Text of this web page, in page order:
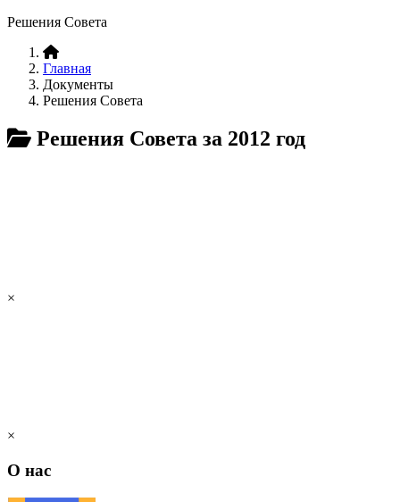
Решения Совета
Главная
Документы
Решения Совета
Решения Совета за 2012 год
×
×
О нас